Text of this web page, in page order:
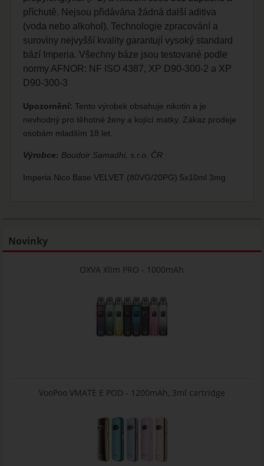
příchutě. Nejsou přidávána žádná další aditiva
(voda nebo alkohol). Technologie zpracování a
suroviny nejvyšší kvality garantují vysoký standard
bází Imperia. Všechny báze jsou testované podle
normy AFNOR: NF ISO 4387, XP D90-300-2 a XP
D90-300-3
Upozornění: Tento výrobek obsahuje nikotin a je
nevhodný pro těhotné ženy a kojící matky. Zákaz prodeje
osobám mladším 18 let.
Výrobce: Boudoir Samadhi, s.r.o. ČR
Imperia Nico Base VELVET (80VG/20PG) 5x10ml 3mg
Novinky
OXVA Xlim PRO - 1000mAh
VooPoo VMATE E POD - 1200mAh, 3ml cartridge